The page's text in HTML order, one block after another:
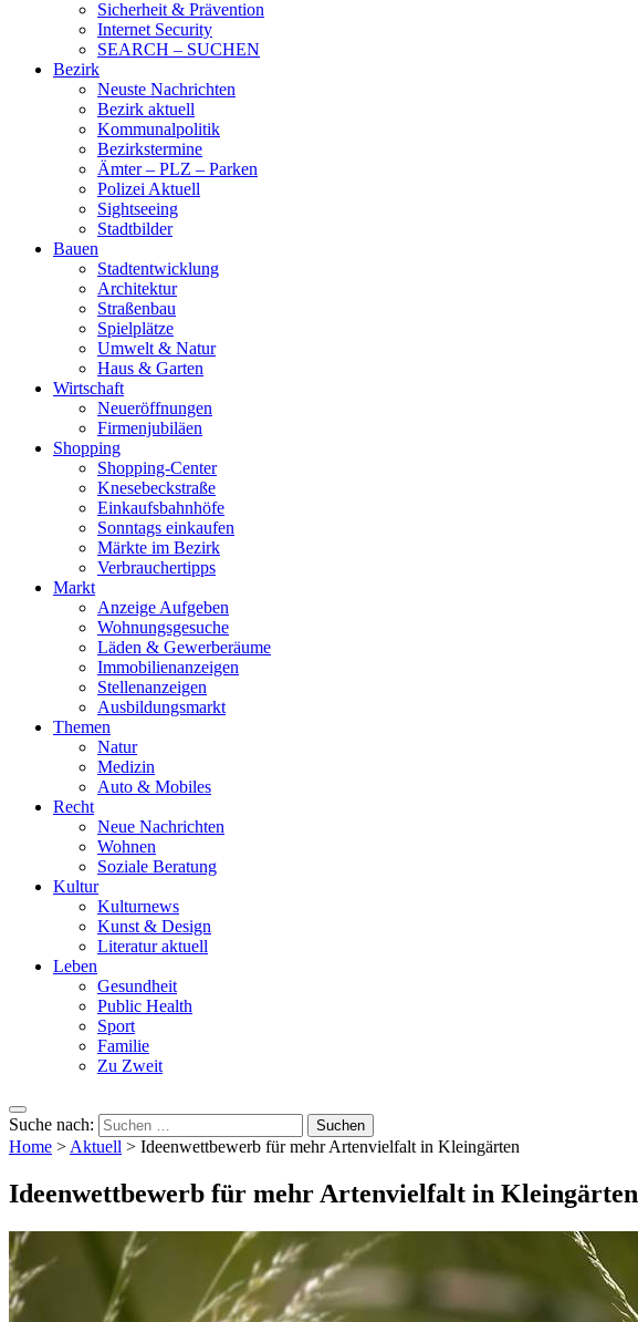
Sicherheit & Prävention
Internet Security
SEARCH – SUCHEN
Bezirk
Neuste Nachrichten
Bezirk aktuell
Kommunalpolitik
Bezirkstermine
Ämter – PLZ – Parken
Polizei Aktuell
Sightseeing
Stadtbilder
Bauen
Stadtentwicklung
Architektur
Straßenbau
Spielplätze
Umwelt & Natur
Haus & Garten
Wirtschaft
Neueröffnungen
Firmenjubiläen
Shopping
Shopping-Center
Knesebeckstraße
Einkaufsbahnhöfe
Sonntags einkaufen
Märkte im Bezirk
Verbrauchertipps
Markt
Anzeige Aufgeben
Wohnungsgesuche
Läden & Gewerberäume
Immobilienanzeigen
Stellenanzeigen
Ausbildungsmarkt
Themen
Natur
Medizin
Auto & Mobiles
Recht
Neue Nachrichten
Wohnen
Soziale Beratung
Kultur
Kulturnews
Kunst & Design
Literatur aktuell
Leben
Gesundheit
Public Health
Sport
Familie
Zu Zweit
Suche nach:
Home > Aktuell > Ideenwettbewerb für mehr Artenvielfalt in Kleingärten
Ideenwettbewerb für mehr Artenvielfalt in Kleingärten